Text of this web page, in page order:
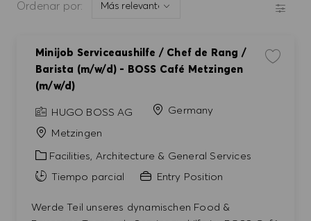
Ordenar por:
Minijob Serviceaushilfe / Chef de Rang /
Barista (m/w/d) - BOSS Café Metzingen
(m/w/d)
HUGO BOSS AG
Germany
Metzingen
Categoría
Facilities, Architecture & General Services
Tiempo parcial
Entry Position
Werde Teil unseres dynamischen Food &
Guardar